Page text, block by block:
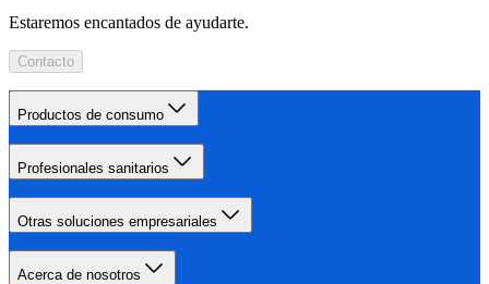
Estaremos encantados de ayudarte.
Contacto
Productos de consumo
Profesionales sanitarios
Otras soluciones empresariales
Acerca de nosotros